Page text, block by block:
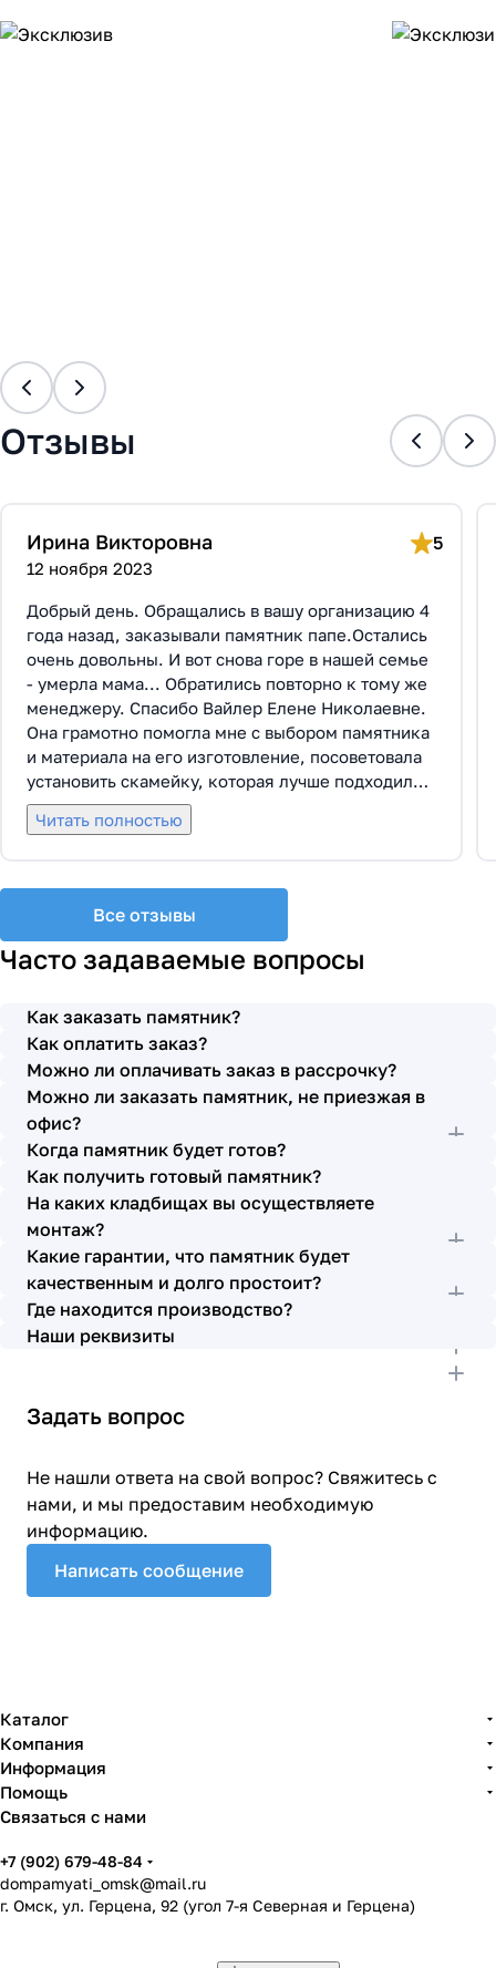
Отзывы
Ирина Викторовна 5
12 ноября 2023
Добрый день. Обращались в вашу организацию 4
года назад, заказывали памятник папе.Остались
очень довольны. И вот снова горе в нашей семье
- умерла мама... Обратились повторно к тому же
менеджеру. Спасибо Вайлер Елене Николаевне.
Она грамотно помогла мне с выбором памятника
и материала на его изготовление, посоветовала
установить скамейку, которая лучше подходила
по общему дизайну. Вышли на улицу, посмотрели
представленные варианты, я определилась с
все этапы которого были выполнены вовремя и
без нареканий с нашей стороны, все наши
просьбы учтены. В первое наше обращение мы
бригада Головачёва Владимира. Поэтому и в этот
раз я поросила, если можно, то назначить эту же
бригаду. Мне пошли на встречу, спасибо. Ребята
работают спокойно, но в тоже время, соблюдая
всю технологию, работаю слаженно и
качественно. Я присутствовала при монтаже,
ребят это нисколько не смутило. Они, как и
Елена Николаевна, ответили на все мои вопросы,
которые возникли в процессе. Спасибо.
Выражаю благодарность от имени всей нашей
семьи за выполнение заказа в срок и
качественно. К руководству просьба по-
возможности премировать работников.
Читать полностью
Все отзывы
Часто задаваемые вопросы
Как заказать памятник?
Как оплатить заказ?
Можно ли оплачивать заказ в рассрочку?
Можно ли заказать памятник, не приезжая в
офис?
Когда памятник будет готов?
Как получить готовый памятник?
На каких кладбищах вы осуществляете
монтаж?
Какие гарантии, что памятник будет
качественным и долго простоит?
Где находится производство?
Наши реквизиты
Задать вопрос
Не нашли ответа на свой вопрос? Свяжитесь с
нами, и мы предоставим необходимую
информацию.
Написать сообщение
Каталог
Компания
Информация
Помощь
Связаться с нами
+7 (902) 679-48-84
dompamyati_omsk@mail.ru
г. Омск, ул. Герцена, 92 (угол 7-я Северная и Герцена)